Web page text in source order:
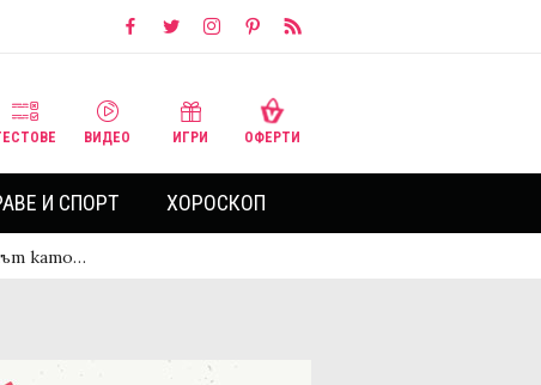
ВИДЕО ИГРИ ОФЕРТИ
И СПОРТ ХОРОСКОП
като…